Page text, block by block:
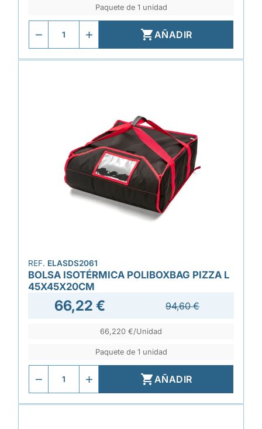
Paquete de 1 unidad
AÑADIR
REF. ELASDS2061
BOLSA ISOTÉRMICA POLIBOXBAG PIZZA L
45X45X20CM
66,22 € 94,60 €
66,220 €/Unidad
Paquete de 1 unidad
AÑADIR